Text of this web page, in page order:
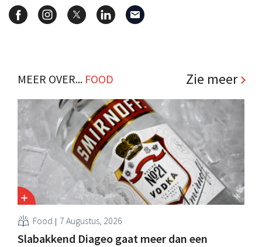
MEER OVER... FOOD Zie meer
Food 7 Augustus, 2026
Slabakkend Diageo gaat meer dan een